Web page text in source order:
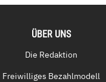
ÜBER UNS
Die Redaktion
Freiwilliges Bezahlmodell